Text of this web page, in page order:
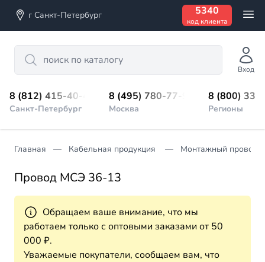
г Санкт-Петербург 5340
код клиента
Search
Вход
8 (812) 415-40-45
Санкт-Петербург
8 (495) 780-77-98
Москва
8 (800)
Регионы
Главная Кабельная продукция Монтажный провод
Провод МСЭ 36-13
Обращаем ваше внимание, что мы
работаем только с оптовыми заказами от 50
000 ₽.
Уважаемые покупатели, сообщаем вам, что